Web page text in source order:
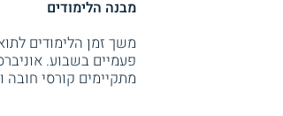
מבנה הלימודים
משך זמן הלימודים
פעמיים בשבוע.
מתקיימים קורסי חובה